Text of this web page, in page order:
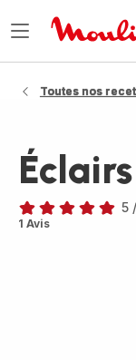
Ouvrir
Toutes nos
Avis
5
1 Avis